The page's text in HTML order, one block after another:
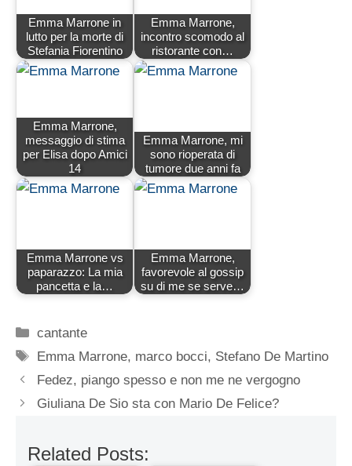
Emma Marrone in
lutto per la morte di
Stefania Fiorentino
Emma Marrone,
incontro scomodo al
ristorante con…
Emma Marrone,
messaggio di stima
per Elisa dopo Amici
14
Emma Marrone, mi
sono rioperata di
tumore due anni fa
Emma Marrone vs
paparazzo: La mia
pancetta e la…
Emma Marrone,
favorevole al gossip
su di me se serve…
Categorie
cantante
Tag
Emma Marrone, marco bocci, Stefano De Martino
Fedez, piango spesso e non me ne vergogno
Giuliana De Sio sta con Mario De Felice?
Related Posts: